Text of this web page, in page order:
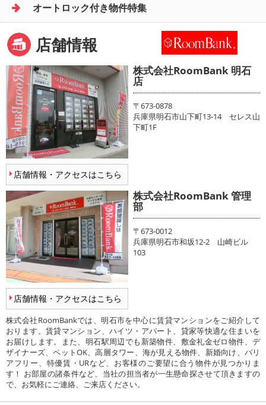
オートロック付き物件特集
店舗情報
店舗情報・アクセスはこちら
株式会社RoomBank 明石
店
〒673-0878
兵庫県明石市山下町13-14 セレス山
下町1F
店舗情報・アクセスはこちら
株式会社RoomBank 管理
部
〒673-0012
兵庫県明石市和坂12-2 山崎ビル
103
株式会社RoomBankでは、明石市を中心に賃貸マンションをご紹介して
おります。賃貸マンション、ハイツ・アパート、貸家等快適な住まいを
お届けします。また、明石駅周辺でも新築物件、敷金礼金ゼロ物件、デ
ザイナーズ、ペットOK、高層タワー、海が見える物件、新婚向け、バリ
アフリー、特優賃・URなど、お客様のご要望に合う物件が見つかりま
す！ お部屋の諸条件など、当社の担当者が一生懸命探させて頂きますの
で、お気軽にご連絡、ご来店ください。